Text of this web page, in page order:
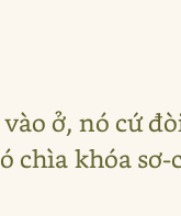
ở, nó cứ
chìa khóa sơ-